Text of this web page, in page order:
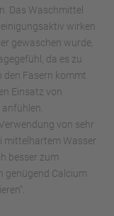
Das Waschmittel
wirken
gewaschen wurde,
da es zu
den Fasern kommt
Einsatz von
von sehr
mittelhartem Wasser
besser zum
genügend Calcium